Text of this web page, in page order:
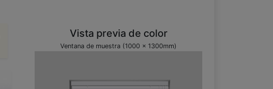
Vista previa de color
Ventana de muestra (1000 x 1300mm)